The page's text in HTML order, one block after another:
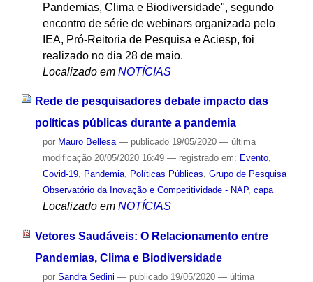
Pandemias, Clima e Biodiversidade", segundo
encontro de série de webinars organizada pelo
IEA, Pró-Reitoria de Pesquisa e Aciesp, foi
realizado no dia 28 de maio.
Localizado em NOTÍCIAS
Rede de pesquisadores debate impacto das
políticas públicas durante a pandemia
por Mauro Bellesa — publicado19/05/2020 — última
modificação20/05/2020 16:49 — registrado em: Evento,
Covid-19, Pandemia, Políticas Públicas, Grupo de Pesquisa
Observatório da Inovação e Competitividade - NAP, capa
Localizado em NOTÍCIAS
Vetores Saudáveis: O Relacionamento entre
Pandemias, Clima e Biodiversidade
por Sandra Sedini — publicado19/05/2020 — última